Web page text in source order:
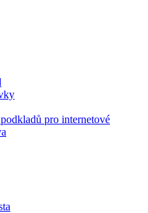
pro internetové